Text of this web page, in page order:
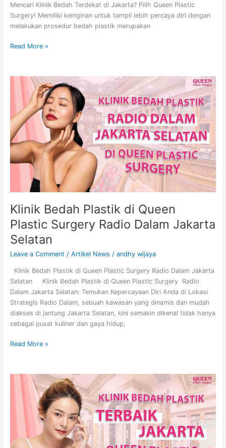
Mencari Klinik Bedah Terdekat di Jakarta? Pilih Queen Plastic
Surgery! Memiliki keinginan untuk tampil lebih percaya diri dengan
melakukan prosedur bedah plastik merupakan
Read More »
Klinik Bedah Plastik di Queen
Plastic Surgery Radio Dalam Jakarta
Selatan
Leave a Comment / Artikel News / andhy wijaya
Klinik Bedah Plastik di Queen Plastic Surgery Radio Dalam Jakarta
Selatan Klinik Bedah Plastik di Queen Plastic Surgery Radio
Dalam Jakarta Selatan: Temukan Kepercayaan Diri Anda di Lokasi
Strategis Radio Dalam, sebuah kawasan yang dinamis dan mudah
diakses di jantung Jakarta Selatan, kini semakin dikenal tidak hanya
sebagai pusat kuliner dan gaya hidup,
Klinik
Bedah
Plastik
Queen
Plastic
Surgery Radio
Dalam
Jakarta
Selatan
Read More »
Klinik
Bedah
Jakarta
Queen
Plastic